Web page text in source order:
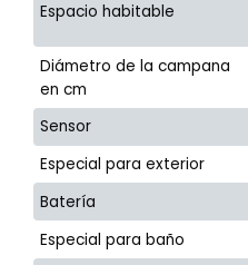
Espacio habitable
Diámetro de la campana
en cm
Sensor
Especial para exterior
Batería
Especial para baño